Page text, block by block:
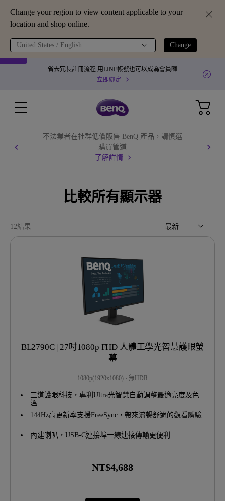
Change your region to view content applicable to your
location and shop online.
United States / English Change
省去冗長註冊流程 用LINE帳號也可以成為會員囉
立即綁定
不法業者在社群低價販售 BenQ 產品，請慎選
購買管道
了解詳情
比較所有顯示器
12結果 最新
BL2790C | 27吋1080p FHD 人體工學光智慧護眼螢
幕
1080p(1920x1080) 無HDR
三道護眼科技，專利Ultra光智慧自動調整最適亮度及色
溫
144Hz高更新率支援FreeSync，帶來流暢舒適的觀看體驗
內建喇叭，USB-C連接埠一線連接傳輸更便利
NT$4,688